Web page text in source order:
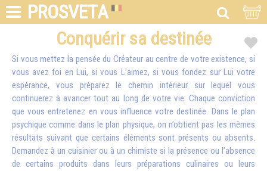
PROSVETA
Conquérir sa destinée
Si vous mettez la pensée du Créateur au centre de votre existence, si
vous avez foi en Lui, si vous L’aimez, si vous fondez sur Lui votre
espérance, vous préparez le chemin intérieur sur lequel vous
continuerez à avancer tout au long de votre vie. Chaque conviction
que vous entretenez en vous influence votre destinée. Dans le plan
psychique comme dans le plan physique, on n’obtient pas les mêmes
résultats suivant que certains éléments sont présents ou absents.
Demandez à un cuisinier ou à un chimiste si la présence ou l’absence
de certains produits dans leurs préparations culinaires ou leurs